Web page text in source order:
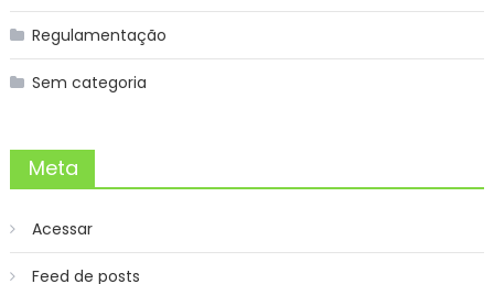
Regulamentação
Sem categoria
Meta
Acessar
Feed de posts